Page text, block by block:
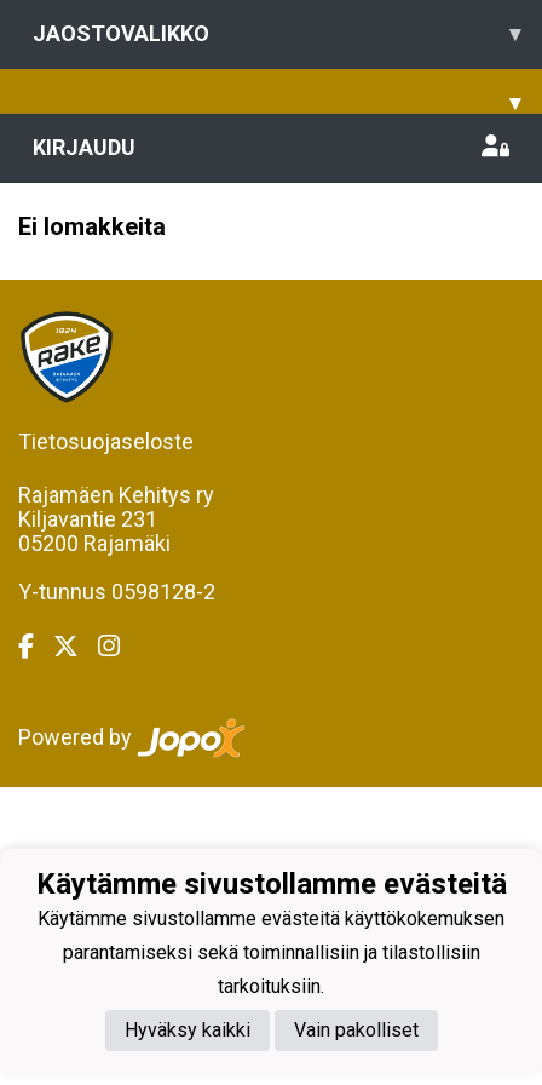
JAOSTOVALIKKO ▾
▾
KIRJAUDU
Ei lomakkeita
Tietosuojaseloste
Rajamäen Kehitys ry
Kiljavantie 231
05200 Rajamäki
Y-tunnus 0598128-2
Powered by
Käytämme sivustollamme evästeitä
Käytämme sivustollamme evästeitä käyttökokemuksen
parantamiseksi sekä toiminnallisiin ja tilastollisiin
tarkoituksiin.
Hyväksy kaikki
Vain pakolliset